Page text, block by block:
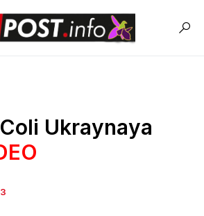
Ukraynaya